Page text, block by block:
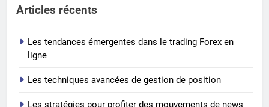
Articles récents
Les tendances émergentes dans le trading Forex en
ligne
Les techniques avancées de gestion de position
Les stratégies pour profiter des mouvements de news